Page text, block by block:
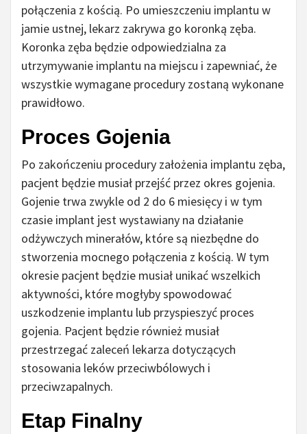
połączenia z kością. Po umieszczeniu implantu w
jamie ustnej, lekarz zakrywa go koronką zęba.
Koronka zęba będzie odpowiedzialna za
utrzymywanie implantu na miejscu i zapewniać, że
wszystkie wymagane procedury zostaną wykonane
prawidłowo.
Proces Gojenia
Po zakończeniu procedury założenia implantu zęba,
pacjent będzie musiał przejść przez okres gojenia.
Gojenie trwa zwykle od 2 do 6 miesięcy i w tym
czasie implant jest wystawiany na działanie
odżywczych minerałów, które są niezbędne do
stworzenia mocnego połączenia z kością. W tym
okresie pacjent będzie musiał unikać wszelkich
aktywności, które mogłyby spowodować
uszkodzenie implantu lub przyspieszyć proces
gojenia. Pacjent będzie również musiał
przestrzegać zaleceń lekarza dotyczących
stosowania leków przeciwbólowych i
przeciwzapalnych.
Etap Finalny